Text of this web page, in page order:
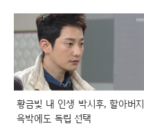
황금빛 내 인생 박시후, 할아버지
윽박에도 독립 선택